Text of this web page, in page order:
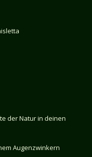
der Natur in deinen
Augenzwinkern